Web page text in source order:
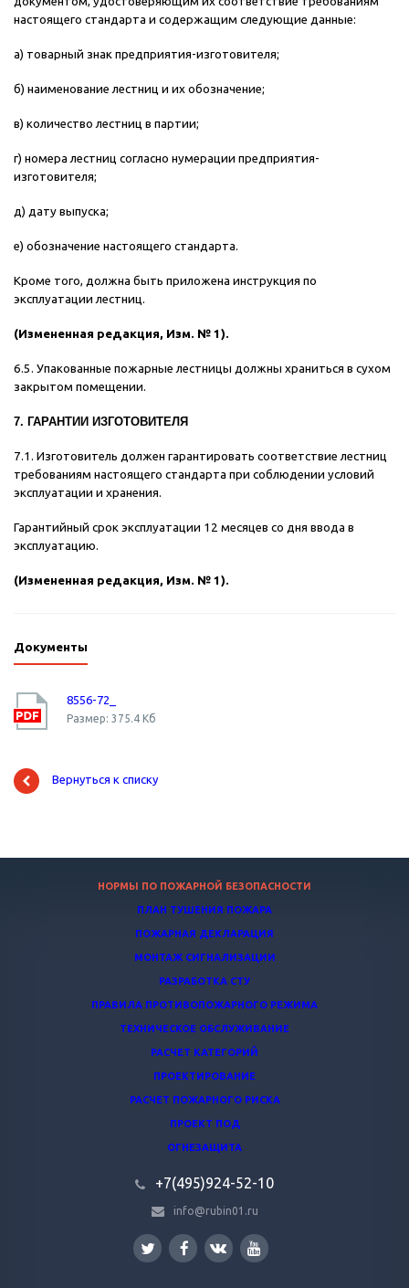
настоящего стандарта и содержащим следующие данные:
а) товарный знак предприятия-изготовителя;
б) наименование лестниц и их обозначение;
в) количество лестниц в партии;
г) номера лестниц согласно нумерации предприятия-
изготовителя;
д) дату выпуска;
е) обозначение настоящего стандарта.
Кроме того, должна быть приложена инструкция по
эксплуатации лестниц.
(Измененная редакция, Изм. № 1).
6.5. Упакованные пожарные лестницы должны храниться в сухом
закрытом помещении.
7. ГАРАНТИИ ИЗГОТОВИТЕЛЯ
7.1. Изготовитель должен гарантировать соответствие лестниц
требованиям настоящего стандарта при соблюдении условий
эксплуатации и хранения.
Гарантийный срок эксплуатации 12 месяцев со дня ввода в
эксплуатацию.
(Измененная редакция, Изм. № 1).
Документы
8556-72_
Размер: 375.4 Кб
Вернуться к списку
НОРМЫ ПО ПОЖАРНОЙ БЕЗОПАСНОСТИ
ПЛАН ТУШЕНИЯ ПОЖАРА
ПОЖАРНАЯ ДЕКЛАРАЦИЯ
МОНТАЖ СИГНАЛИЗАЦИИ
РАЗРАБОТКА СТУ
ПРАВИЛА ПРОТИВОПОЖАРНОГО РЕЖИМА
ТЕХНИЧЕСКОЕ ОБСЛУЖИВАНИЕ
РАСЧЕТ КАТЕГОРИЙ
ПРОЕКТИРОВАНИЕ
РАСЧЕТ ПОЖАРНОГО РИСКА
ПРОЕКТ ПОД
ОГНЕЗАЩИТА
+7(495)924-52-10
info@rubin01.ru